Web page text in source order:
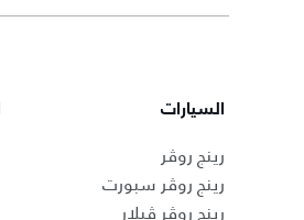
السيارات
رينج روڤر
رينج روڤر سبورت
رينج روڤر ڤيلار